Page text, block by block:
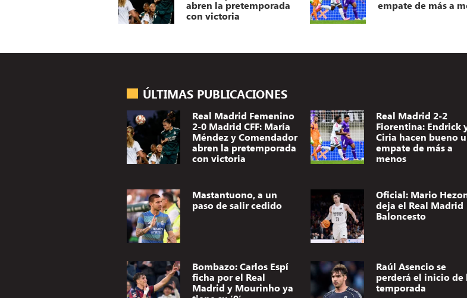
abren la pretemporada
con victoria
empate de más a
ÚLTIMAS PUBLICACIONES
Real Madrid Femenino
2-0 Madrid CFF: María
Méndez y Comendador
abren la pretemporada
con victoria
Real Madrid 2-2
Fiorentina: Endrick
Ciria hacen bueno
empate de más a
menos
Mastantuono, a un
paso de salir cedido
Oficial: Mario
deja el Real Madrid
Baloncesto
Bombazo: Carlos Espí
ficha por el Real
Madrid y Mourinho ya
Raúl Asencio se
perderá el inicio de
temporada